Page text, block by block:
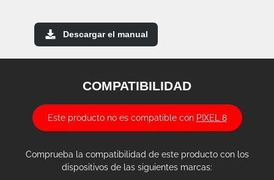
Descargar el manual
COMPATIBILIDAD
Este producto no es compatible con PIXEL 8
Comprueba la compatibilidad de este producto con los
dispositivos de las siguientes marcas: